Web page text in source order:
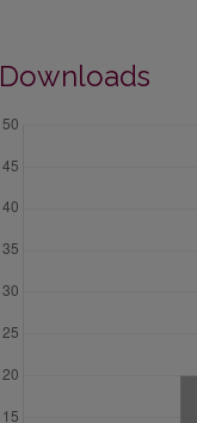
Downloads